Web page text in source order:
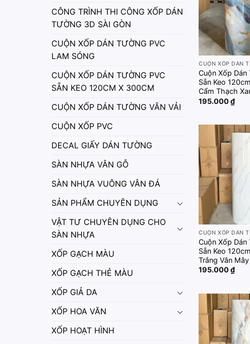
CÔNG TRÌNH THI CÔNG XỐP DÁN
TƯỜNG 3D SÀI GÒN
CUỘN XỐP DÁN TƯỜNG PVC
LAM SÓNG
CUỘN XỐP DÁN TƯỜNG PVC
SẴN KEO 120CM X 300CM
CUỘN XỐP DÁN TƯỜNG VÂN VẢI
CUỘN XỐP PVC
DECAL GIẤY DÁN TƯỜNG
SÀN NHỰA VÂN GỖ
SÀN NHỰA VUÔNG VÂN ĐÁ
SẢN PHẨM CHUYÊN DỤNG
VẬT TƯ CHUYÊN DỤNG CHO
SÀN NHỰA
XỐP GẠCH MÀU
XỐP GẠCH THẺ MÀU
XỐP GIẢ DA
XỐP HOA VĂN
XỐP HOẠT HÌNH
Cuộn Xốp Dán
Sẵn Keo
Cẩm Thạch
195.000₫
Cuộn Xốp Dán
Sẵn Keo
Trắng Vân Mây
195.000₫